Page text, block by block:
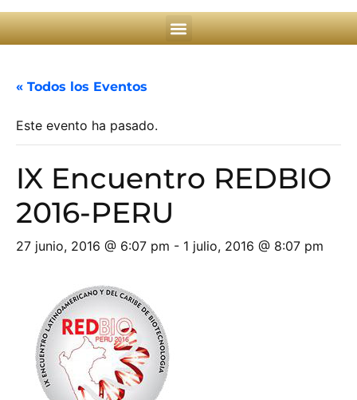
« Todos los Eventos
Este evento ha pasado.
IX Encuentro REDBIO
2016-PERU
27 junio, 2016 @ 6:07 pm - 1 julio, 2016 @ 8:07 pm